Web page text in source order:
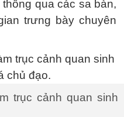
thông qua các sa bàn,
trưng bày chuyên
trục cảnh quan sinh